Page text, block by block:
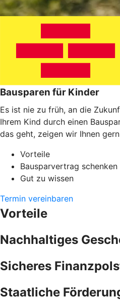
Bausparen für Kinder
Es ist nie zu früh, an die
Ihrem Kind durch einen
das geht, zeigen wir Ihnen
Vorteile
Bausparvertrag schenken
Gut zu wissen
Termin vereinbaren
Vorteile
Nachhaltiges
Sicheres
Staatliche